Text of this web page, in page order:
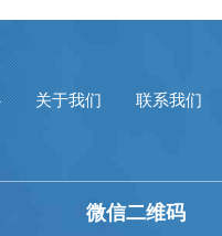
关于我们 联系我们
微信二维码